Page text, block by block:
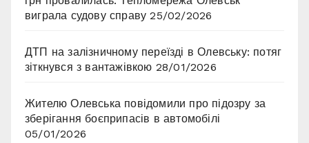
виграла судову справу 25/02/2026
ДТП на залізничному переїзді в Олевську: потяг
зіткнувся з вантажівкою 28/01/2026
Жителю Олевська повідомили про підозру за
зберігання боєприпасів в автомобілі
05/01/2026